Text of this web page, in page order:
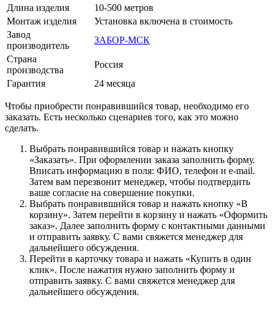
Длина изделия
10-500 метров
Монтаж изделия
Установка включена в стоимость
Завод
производитель
ЗАБОР-МСК
Страна
производства
Россия
Гарантия
24 месяца
Чтобы приобрести понравившийся товар, необходимо его
заказать. Есть несколько сценариев того, как это можно
сделать.
Выбрать понравившийся товар и нажать кнопку
«Заказать». При оформлении заказа заполнить форму.
Вписать информацию в поля: ФИО, телефон и e-mail.
Затем вам перезвонит менеджер, чтобы подтвердить
ваше согласие на совершение покупки.
Выбрать понравившийся товар и нажать кнопку «В
корзину». Затем перейти в корзину и нажать «Оформить
заказ». Далее заполнить форму с контактными данными
и отправить заявку. С вами свяжется менеджер для
дальнейшего обсуждения.
Перейти в карточку товара и нажать «Купить в один
клик». После нажатия нужно заполнить форму и
отправить заявку. С вами свяжется менеджер для
дальнейшего обсуждения.